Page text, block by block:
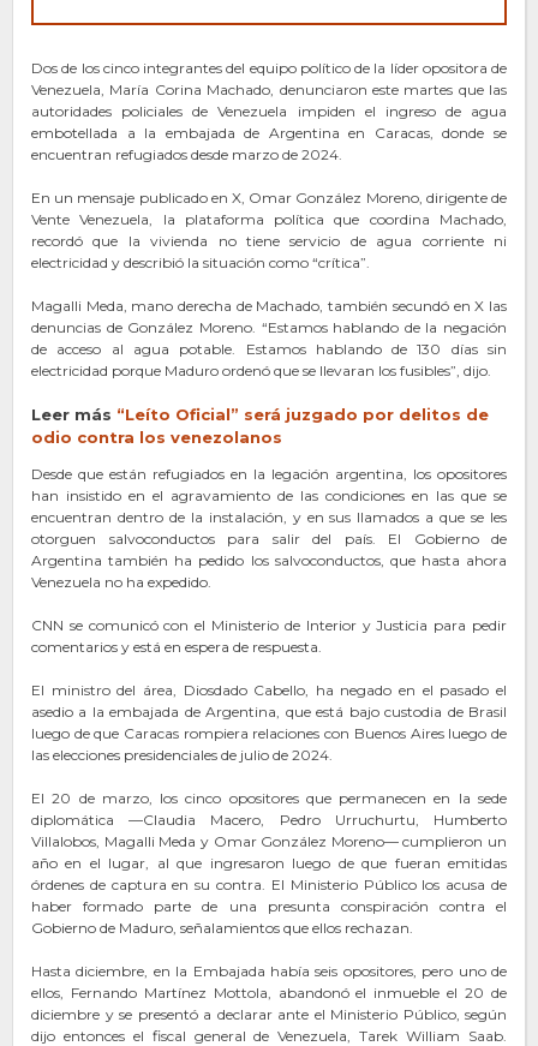
Dos de los cinco integrantes del equipo político de la líder opositora de
Venezuela, María Corina Machado, denunciaron este martes que las
autoridades policiales de Venezuela impiden el ingreso de agua
embotellada a la embajada de Argentina en Caracas, donde se
encuentran refugiados desde marzo de 2024.
En un mensaje publicado en X, Omar González Moreno, dirigente de
Vente Venezuela, la plataforma política que coordina Machado,
recordó que la vivienda no tiene servicio de agua corriente ni
electricidad y describió la situación como “crítica”.
Magalli Meda, mano derecha de Machado, también secundó en X las
denuncias de González Moreno. “Estamos hablando de la negación
de acceso al agua potable. Estamos hablando de 130 días sin
electricidad porque Maduro ordenó que se llevaran los fusibles”, dijo.
Leer más “Leíto Oficial” será juzgado por delitos de
odio contra los venezolanos
Desde que están refugiados en la legación argentina, los opositores
han insistido en el agravamiento de las condiciones en las que se
encuentran dentro de la instalación, y en sus llamados a que se les
otorguen salvoconductos para salir del país. El Gobierno de
Argentina también ha pedido los salvoconductos, que hasta ahora
Venezuela no ha expedido.
CNN se comunicó con el Ministerio de Interior y Justicia para pedir
comentarios y está en espera de respuesta.
El ministro del área, Diosdado Cabello, ha negado en el pasado el
asedio a la embajada de Argentina, que está bajo custodia de Brasil
luego de que Caracas rompiera relaciones con Buenos Aires luego de
las elecciones presidenciales de julio de 2024.
El 20 de marzo, los cinco opositores que permanecen en la sede
diplomática —Claudia Macero, Pedro Urruchurtu, Humberto
Villalobos, Magalli Meda y Omar González Moreno— cumplieron un
año en el lugar, al que ingresaron luego de que fueran emitidas
órdenes de captura en su contra. El Ministerio Público los acusa de
haber formado parte de una presunta conspiración contra el
Gobierno de Maduro, señalamientos que ellos rechazan.
Hasta diciembre, en la Embajada había seis opositores, pero uno de
ellos, Fernando Martínez Mottola, abandonó el inmueble el 20 de
diciembre y se presentó a declarar ante el Ministerio Público, según
dijo entonces el fiscal general de Venezuela, Tarek William Saab.